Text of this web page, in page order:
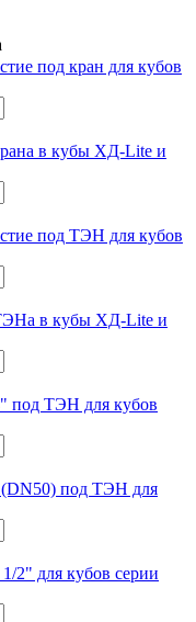
под кран для кубов
в кубы ХД-Lite и
под ТЭН для кубов
в кубы ХД-Lite и
под ТЭН для кубов
(DN50) под ТЭН для
2" для кубов серии